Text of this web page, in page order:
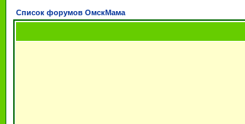
Список форумов ОмскМама